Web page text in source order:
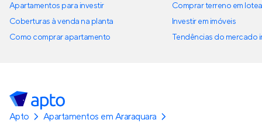
Apartamentos para investir
Coberturas à venda na planta
Como comprar apartamento
Comprar terreno em
Investir em imóveis
Tendências do mercado
Apto
Apartamentos em Araraquara